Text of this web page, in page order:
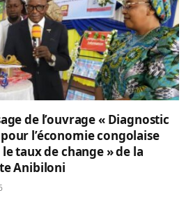
de l’ouvrage « Diagnostic
l’économie congolaise
taux de change » de la
Anibiloni